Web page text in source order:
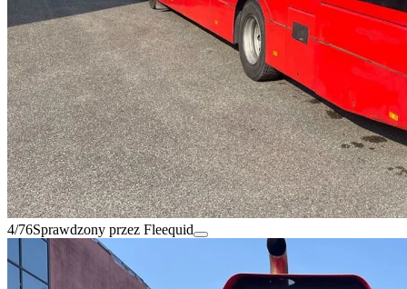
4/76Sprawdzony przez Fleequid